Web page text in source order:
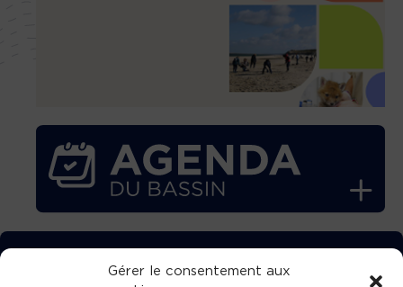
Gérer le consentement aux
TÉLÉCHARGEZ GRATUITEMENT